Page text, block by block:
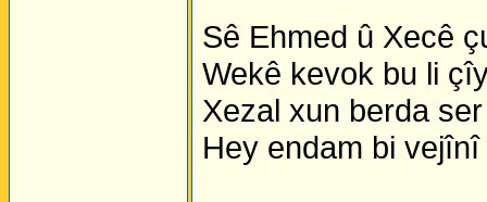
Sê Ehmed û Xecê
Wekê kevok bu li
Xezal xun berda
Hey endam bi